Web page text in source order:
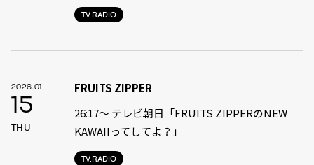
TV.RADIO
2026.01
15
THU
TV.RADIO
FRUITS ZIPPER
26:17～ テレビ朝日「FRUITS ZIPPERのNEW
KAWAIIってしてよ？」